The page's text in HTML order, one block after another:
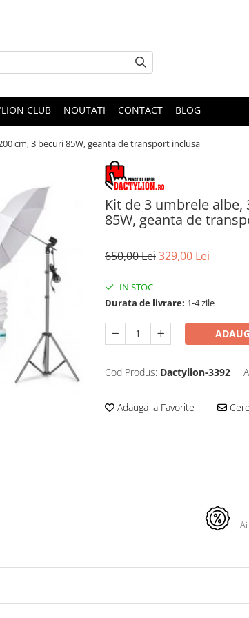
CLUB NOUTATI CONTACT BLOG
cm, 3 becuri 85W, geanta de transport inclusa
Kit de 3 umbrele
85W, geanta de
650,00 Lei329,00 Lei
IN STOC
Durata de livrare: 1-4 zile
Cod Produs: Dactylion-3392
Adauga la Favorite